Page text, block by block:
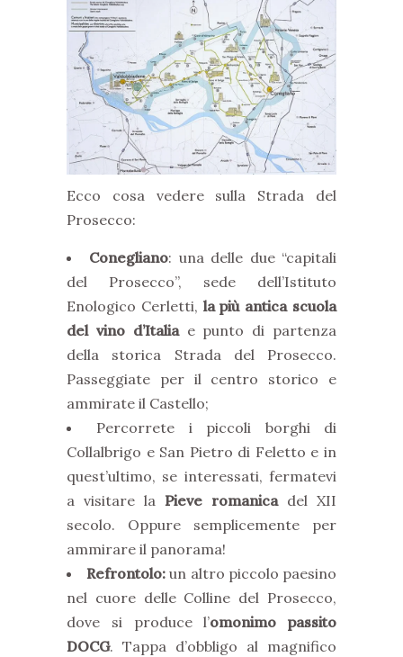
Ecco cosa vedere sulla Strada del
Prosecco:
Conegliano: una delle due “capitali
del Prosecco”, sede dell’Istituto
Enologico Cerletti, la più antica scuola
del vino d’Italiae punto di partenza
della storica Strada del Prosecco.
Passeggiate per il centro storico e
ammirate il Castello;
Percorrete i piccoli borghi di
Collalbrigo e San Pietro di Feletto e in
quest’ultimo, se interessati, fermatevi
a visitare la Pieve romanicadel XII
secolo. Oppure semplicemente per
ammirare il panorama!
Refrontolo: un altro piccolo paesino
nel cuore delle Colline del Prosecco,
dove si produce l’omonimo passito
DOCG. Tappa d’obbligo al magnifico